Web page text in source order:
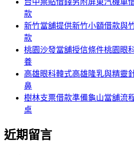
款
新竹當舖提供新竹小額借款與
款
桃園沙發當舖授信條件桃園眼
養
高雄眼科韓式高雄隆乳與精靈
鼻
樹林支票借款準備龜山當舖流
桌
近期留言